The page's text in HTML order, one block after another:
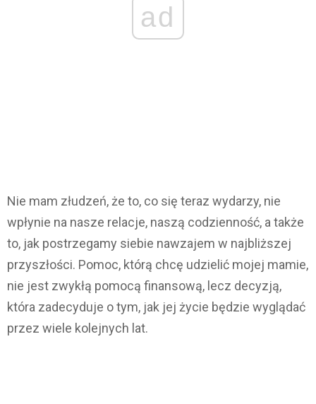
ad
Nie mam złudzeń, że to, co się teraz wydarzy, nie
wpłynie na nasze relacje, naszą codzienność, a także
to, jak postrzegamy siebie nawzajem w najbliższej
przyszłości. Pomoc, którą chcę udzielić mojej mamie,
nie jest zwykłą pomocą finansową, lecz decyzją,
która zadecyduje o tym, jak jej życie będzie wyglądać
przez wiele kolejnych lat.